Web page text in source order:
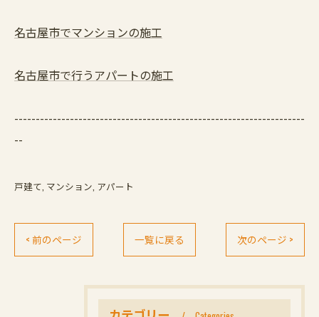
名古屋市でマンションの施工
名古屋市で行うアパートの施工
--------------------------------------------------------------------
--
戸建て マンション アパート
< 前のページ 一覧に戻る 次のページ >